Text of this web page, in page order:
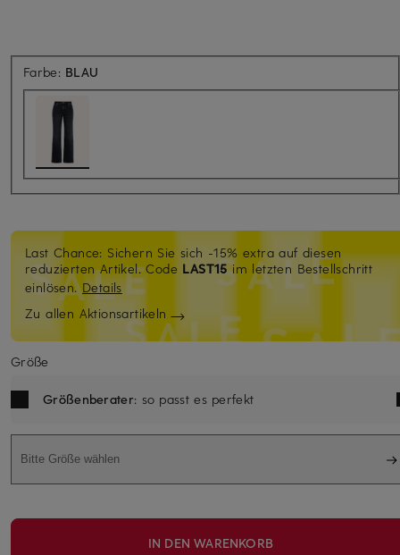
Farbe: BLAU
Last Chance: Sichern Sie sich -15% extra auf diesen
reduzierten Artikel. Code LAST15im letzten Bestellschritt
einlösen.Details
Zu allen Aktionsartikeln
Größe
Größenberater: so passt es perfekt
Bitte Größe wählen
IN DEN WARENKORB